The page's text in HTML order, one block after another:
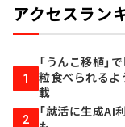
アクセスラン
1
「うんこ移植」
粒食べられる
載
2
「就活に生成